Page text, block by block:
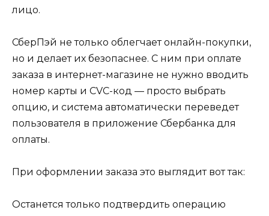
лицо.
СберПэй не только облегчает онлайн-покупки,
но и делает их безопаснее. С ним при оплате
заказа в интернет-магазине не нужно вводить
номер карты и CVC-код — просто выбрать
опцию, и система автоматически переведет
пользователя в приложение Сбербанка для
оплаты.
При оформлении заказа это выглядит вот так:
Останется только подтвердить операцию